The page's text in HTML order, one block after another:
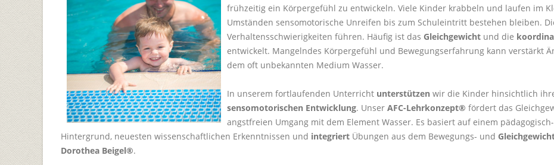
frühzeitig ein Körpergefühl zu entwickeln. Viele Kinder krabbeln und laufen im
Umständen sensomotorische Unreifen bis zum Schuleintritt bestehen bleiben.
Verhaltensschwierigkeiten führen. Häufig ist das Gleichgewicht und die
entwickelt. Mangelndes Körpergefühl und Bewegungserfahrung kann verstärkt
dem oft unbekannten Medium Wasser.
In unserem fortlaufenden Unterricht unterstützen wir die Kinder hinsichtlich
sensomotorischen Entwicklung. Unser AFC-Lehrkonzept® fördert das
angstfreien Umgang mit dem Element Wasser. Es basiert auf einem
Hintergrund, neuesten wissenschaftlichen Erkenntnissen und integriert Übungen aus dem Bewegungs- und
Dorothea Beigel®.